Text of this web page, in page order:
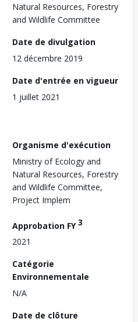
Natural Resources, Forestry
and Wildlife Committee
Date de divulgation
12 décembre 2019
Date d'entrée en vigueur
1 juillet 2021
Organisme d'exécution
Ministry of Ecology and
Natural Resources, Forestry
and Wildlife Committee,
Project Implem
Approbation FY3
2021
Catégorie
Environnementale
N/A
Date de clôture